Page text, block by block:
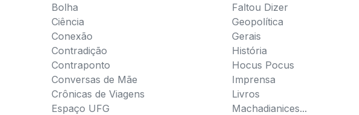
Bolha
Ciência
Conexão
Contradição
Contraponto
Conversas de Mãe
Crônicas de Viagens
Espaço UFG
Faltou Dizer
Geopolítica
Gerais
História
Hocus Pocus
Imprensa
Livros
Machadianices...